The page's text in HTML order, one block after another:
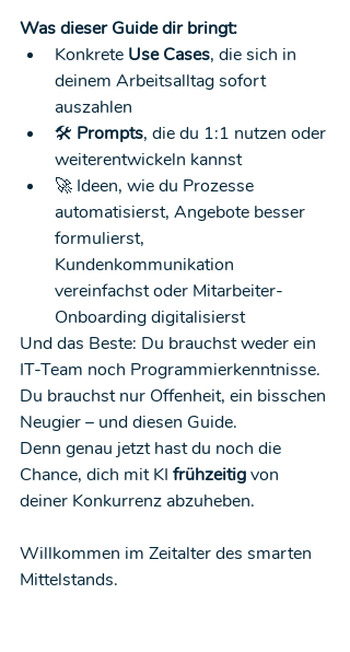
Was dieser Guide dir bringt:
Konkrete Use Cases, die sich in
deinem Arbeitsalltag sofort
auszahlen
🛠️ Prompts, die du 1:1 nutzen oder
weiterentwickeln kannst
🚀 Ideen, wie du Prozesse
automatisierst, Angebote besser
formulierst,
Kundenkommunikation
vereinfachst oder Mitarbeiter-
Onboarding digitalisierst
Und das Beste: Du brauchst weder ein
IT-Team noch Programmierkenntnisse.
Du brauchst nur Offenheit, ein bisschen
Neugier – und diesen Guide.
Denn genau jetzt hast du noch die
Chance, dich mit KI frühzeitig von
deiner Konkurrenz abzuheben.
Willkommen im Zeitalter des smarten
Mittelstands.